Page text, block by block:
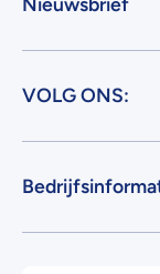
VOLG ONS: